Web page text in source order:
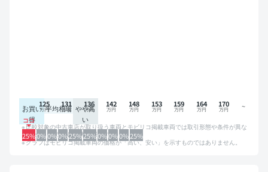
お買い
得
平均相場 やや高
い
25%0%0%0%25%25%0%0%0%25%
125 131 136 142 148 153 159 164 170
比較対象の中古車店が取り扱う車両とモビリコ掲載車両では取引形態や条件が異な
るため、グラフは参考情報です。
グラフはモビリコ掲載車両の価格が「高い、安い」を示すものではありません。